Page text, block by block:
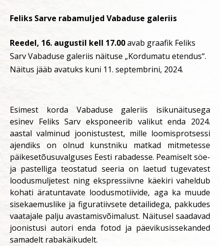
Feliks Sarve rabamuljed Vabaduse galeriis
Reedel, 16. augustil kell 17.00avab graafik Feliks
Sarv Vabaduse galeriis näituse „Kordumatu etendus“.
Näitus jääb avatuks kuni 11. septembrini, 2024.
Esimest korda Vabaduse galeriis isikunäitusega
esinev Feliks Sarv eksponeerib valikut enda 2024.
aastal valminud joonistustest, mille loomisprotsessi
ajendiks on olnud kunstniku matkad mitmetesse
päikesetõusuvalguses Eesti rabadesse. Peamiselt söe-
ja pastelliga teostatud seeria on laetud tugevatest
loodusmuljetest ning ekspressiivne käekiri vaheldub
kohati äratuntavate loodusmotiivide, aga ka muude
sisekaemuslike ja figuratiivsete detailidega, pakkudes
vaatajale palju avastamisvõimalust. Näitusel saadavad
joonistusi autori enda fotod ja päevikusissekanded
samadelt rabakäikudelt.